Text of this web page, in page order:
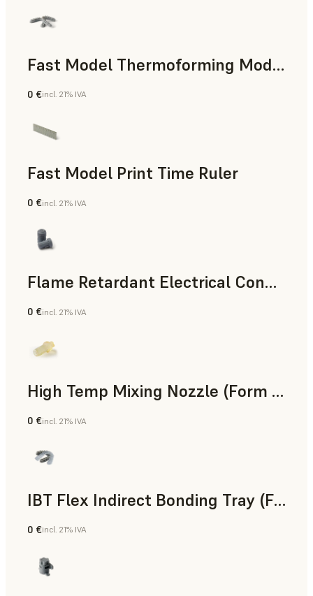
Fast Model Thermoforming Model
Odontología
0 €incl. 21% IVA
Fast Model Print Time Ruler
Estándar
0 €incl. 21% IVA
Flame Retardant Electrical Connector (Form 4)
Ingeniería
0 €incl. 21% IVA
High Temp Mixing Nozzle (Form 4)
Ingeniería
0 €incl. 21% IVA
IBT Flex Indirect Bonding Tray (Form 4)
Odontología
0 €incl. 21% IVA